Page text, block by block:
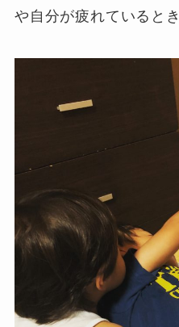
や自分が疲れていると